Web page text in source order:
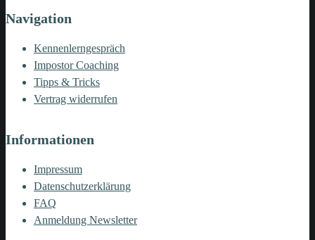
Navigation
Kennenlerngespräch
Impostor Coaching
Tipps & Tricks
Vertrag widerrufen
Informationen
Impressum
Datenschutzerklärung
FAQ
Anmeldung Newsletter